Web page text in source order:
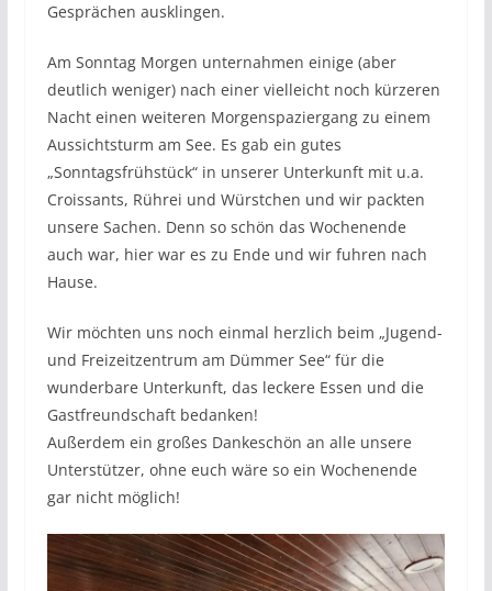
Gesprächen ausklingen.
Am Sonntag Morgen unternahmen einige (aber
deutlich weniger) nach einer vielleicht noch kürzeren
Nacht einen weiteren Morgenspaziergang zu einem
Aussichtsturm am See. Es gab ein gutes
„Sonntagsfrühstück“ in unserer Unterkunft mit u.a.
Croissants, Rührei und Würstchen und wir packten
unsere Sachen. Denn so schön das Wochenende
auch war, hier war es zu Ende und wir fuhren nach
Hause.
Wir möchten uns noch einmal herzlich beim „Jugend-
und Freizeitzentrum am Dümmer See“ für die
wunderbare Unterkunft, das leckere Essen und die
Gastfreundschaft bedanken!
Außerdem ein großes Dankeschön an alle unsere
Unterstützer, ohne euch wäre so ein Wochenende
gar nicht möglich!